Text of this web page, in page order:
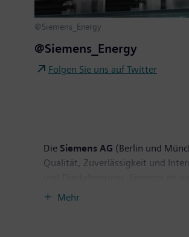
@Siemens_Energy
@Siemens_Energy
Folgen Sie uns auf Twitter
Die Siemens AG (Berlin und
Qualität, Zuverlässigkeit und
Anbieter effizienter
Mehr